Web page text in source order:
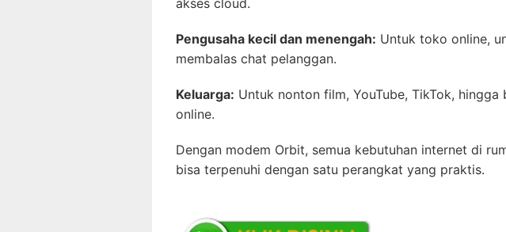
Pengusaha kecil dan menengah: Untuk toko online,
membalas chat pelanggan.
Keluarga: Untuk nonton film, YouTube, TikTok, hingga
online.
Dengan modem Orbit, semua kebutuhan internet di
bisa terpenuhi dengan satu perangkat yang praktis.